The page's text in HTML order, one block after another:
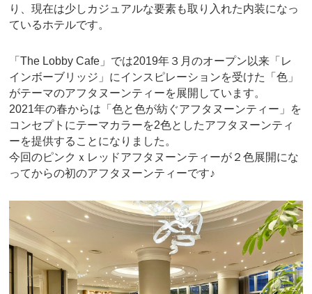
り、現在は少しカジュアルな要素も取り入れた内装になっ
ているホテルです。
「The Lobby Cafe」では2019年３月のオープン以来「レ
インボーブリッジ」にインスピレーションを受けた「色」
がテーマのアフタヌーンティーを展開しています。
2021年の春からは「色と色が紡ぐアフタヌーンティー」を
コンセプトにテーマカラーを2色としたアフタヌーンティ
ーを提供することになりました。
今回のピンクｘレッドアフタヌーンティーが２色展開にな
ってからの初のアフタヌーンティーです♪